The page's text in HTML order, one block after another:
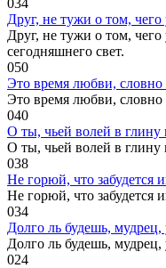
Друг, не тужи о том,
Друг, не тужи о том,
сегодняшнего свет.
050
Это время любви,
Это время любви, словно
040
О ты, чьей волей в
О ты, чьей волей в
038
Не горюй, что
Не горюй, что забудется
034
Долго ль будешь,
Долго ль будешь, мудрец,
024